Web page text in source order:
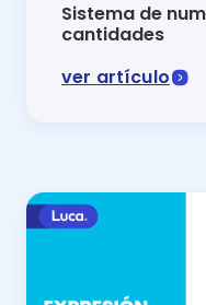
Sistema de
cantidades
ver artículo